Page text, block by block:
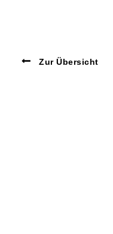
Zur Übersicht